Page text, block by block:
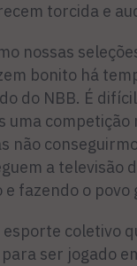
torcida e
nossas
bonito há
do NBB. É
uma competição
não
a televisão
e fazendo o povo
esporte coletivo
ser jogado